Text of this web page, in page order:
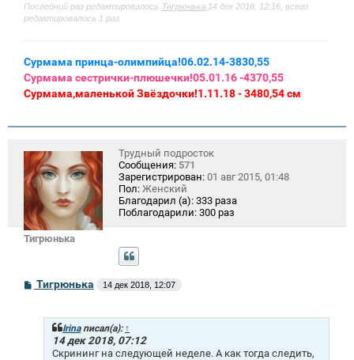
Последний раз редактировалось Тигрюнька 14 дек 2018, 12:16, всего
редактировалось 1 раз.
Сурмама принца-олимпийца!06.02.14-3830,55
Сурмама сестрички-плюшечки!05.01.16 -4370,55
Сурмама,маленькой Звёздочки!1.11.18 - 3480,54 см
Тигрюнька
Трудный подросток
Сообщения: 571
Зарегистрирован: 01 авг 2015, 01:48
Пол: Женский
Благодарил (а): 333 раза
Поблагодарили: 300 раз
СТигрюнька 14 дек 2018, 12:07
Irinaписал(а): ↑
14 дек 2018, 07:12
Скрининг на следующей неделе. А как тогда следить,